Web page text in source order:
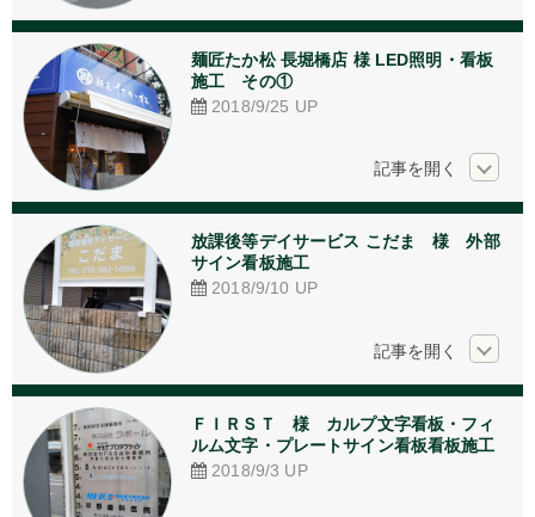
お問い合わせ
採用情報
個人情報保護方針
麺匠たか松 長堀橋店 様 LED照明・看板
施工　その①
2018/9/25 UP
放課後等デイサービス こだま　様　外部
サイン看板施工
2018/9/10 UP
ＦＩＲＳＴ　様　カルプ文字看板・フィ
ルム文字・プレートサイン看板看板施工
2018/9/3 UP